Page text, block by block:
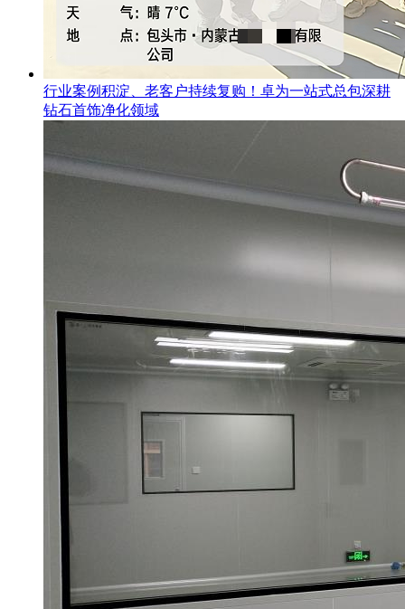
行业案例积淀、老客户持续复购！卓为一站式总包深耕
钻石首饰净化领域